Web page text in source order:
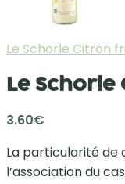
Le Schorle Citron
Le Schorle
3.60€
La particularité de
l’association du